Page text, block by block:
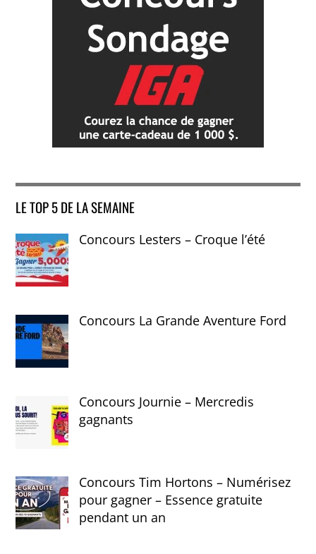
LE TOP 5 DE LA SEMAINE
Concours Lesters – Croque l’été
Concours La Grande Aventure Ford
Concours Journie – Mercredis
gagnants
Concours Tim Hortons – Numérisez
pour gagner – Essence gratuite
pendant un an